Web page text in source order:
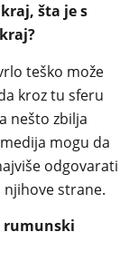
šta je s
teško može
kroz tu sferu
nešto zbilja
mogu da
odgovarati
strane.
rumunski